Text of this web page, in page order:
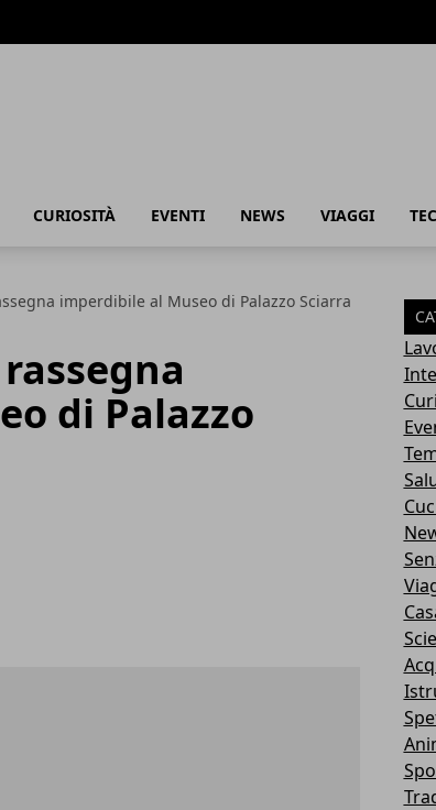
CURIOSITÀ EVENTI NEWS VIAGGI
imperdibile al Museo di Palazzo Sciarra
di Palazzo